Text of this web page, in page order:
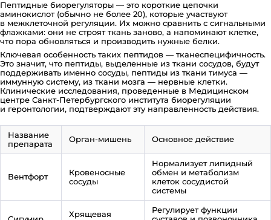
Пептидные биорегуляторы — это короткие цепочки
аминокислот (обычно не более 20), которые участвуют
в межклеточной регуляции. Их можно сравнить с сигнальными
флажками: они не строят ткань заново, а напоминают клетке,
что пора обновляться и производить нужные белки.
Ключевая особенность таких пептидов — тканеспецифичность.
Это значит, что пептиды, выделенные из ткани сосудов, будут
поддерживать именно сосуды, пептиды из ткани тимуса —
иммунную систему, из ткани мозга — нервные клетки.
Клинические исследования, проведенные в Медицинском
центре Санкт-Петербургского института биорегуляции
и геронтологии, подтверждают эту направленность действия.
Название
препарата
Орган-мишень Основное действие
Вентфорт
Кровеносные
сосуды
Нормализует липидный
обмен и метаболизм
клеток сосудистой
системы
Хрящевая
Регулирует функции